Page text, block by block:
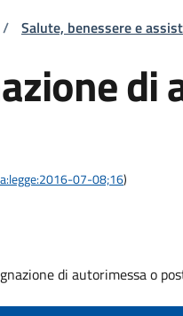
di pane
/ Salute, benessere e
di
07-08;16)
di autorimessa o